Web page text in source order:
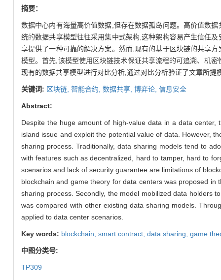
摘要：
数据中心内有海量高价值数据,但存在数据孤岛问题。高价值数
统的数据共享模型往往采用集中式架构,这种架构容易产生信任
享提供了一种可靠的解决方案。然而,现有的基于区块链的共享
模型。首先,该模型使用区块链技术保证共享流程的可追溯、机
现有的数据共享模型进行对比分析,通过对比分析验证了文章所
关键词: 区块链, 智能合约, 数据共享, 博弈论, 信息安全
Abstract:
Despite the huge amount of high-value data in a data
island issue and exploit the potential value of data. However,
sharing process. Traditionally, data sharing models tend to
with features such as decentralized, hard to tamper, hard to
scenarios and lack of security guarantee are limitations of
blockchain and game theory for data centers was proposed
sharing process. Secondly, the model mobilized data holders
was compared with other existing data sharing models.
applied to data center scenarios.
Key words: blockchain, smart contract, data sharing, game
中图分类号:
TP309